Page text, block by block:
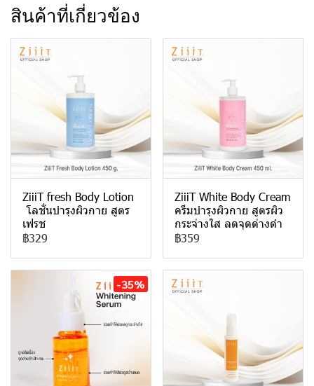
สินค้าที่เกี่ยวข้อง
ZiiiT fresh Body Lotion
โลชั่นบำรุงผิวกาย สูตร
เฟรช
฿329
ZiiiT White Body Cream
ครีมบำรุงผิวกาย สูตรผิว
กระจ่างใส ลดจุดด่างดำ
฿359
-35%